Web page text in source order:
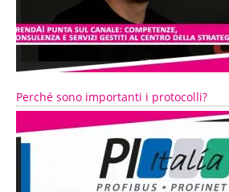
Perché sono importanti i protocolli?